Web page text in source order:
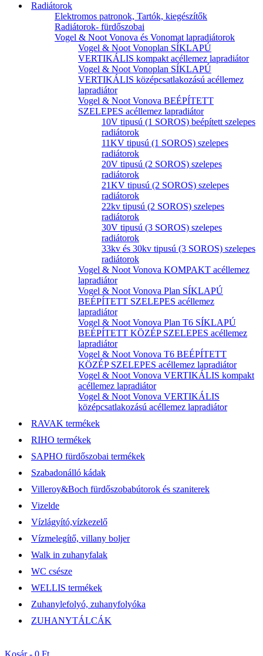
Radiátorok
Elektromos patronok, Tartók, kiegészítők
Radiátorok- fürdőszobai
Vogel & Noot Vonova és Vonomat lapradiátorok
Vogel & Noot Vonoplan SÍKLAPÚ
VERTIKÁLIS kompakt acéllemez lapradiátor
Vogel & Noot Vonoplan SÍKLAPÚ
VERTIKÁLIS középcsatlakozású acéllemez
lapradiátor
Vogel & Noot Vonova BEÉPÍTETT
SZELEPES acéllemez lapradiátor
10V tipusú (1 SOROS) beépített szelepes
radiátorok
11KV tipusú (1 SOROS) szelepes
radiátorok
20V tipusú (2 SOROS) szelepes
radiátorok
21KV tipusú (2 SOROS) szelepes
radiátorok
22kv tipusú (2 SOROS) szelepes
radiátorok
30V tipusú (3 SOROS) szelepes
radiátorok
33kv és 30kv tipusú (3 SOROS) szelepes
radiátorok
Vogel & Noot Vonova KOMPAKT acéllemez
lapradiátor
Vogel & Noot Vonova Plan SÍKLAPÚ
BEÉPÍTETT SZELEPES acéllemez
lapradiátor
Vogel & Noot Vonova Plan T6 SÍKLAPÚ
BEÉPÍTETT KÖZÉP SZELEPES acéllemez
lapradiátor
Vogel & Noot Vonova T6 BEÉPÍTETT
KÖZÉP SZELEPES acéllemez lapradiátor
Vogel & Noot Vonova VERTIKÁLIS kompakt
acéllemez lapradiátor
Vogel & Noot Vonova VERTIKÁLIS
középcsatlakozású acéllemez lapradiátor
RAVAK termékek
RIHO termékek
SAPHO fürdőszobai termékek
Szabadonálló kádak
Villeroy&Boch fürdőszobabútorok és szaniterek
Vizelde
Vízlágyító,vízkezelő
Vízmelegítő, villany boljer
Walk in zuhanyfalak
WC csésze
WELLIS termékek
Zuhanylefolyó, zuhanyfolyóka
ZUHANYTÁLCÁK